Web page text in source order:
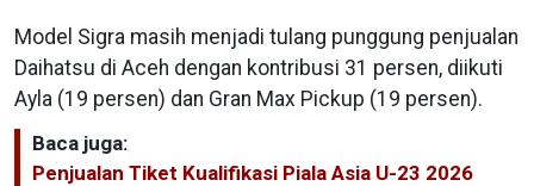
Model Sigra masih menjadi tulang punggung penjualan
Daihatsu di Aceh dengan kontribusi 31 persen, diikuti
Ayla (19 persen) dan Gran Max Pickup (19 persen).
Baca juga:
Penjualan Tiket Kualifikasi Piala Asia U-23 2026